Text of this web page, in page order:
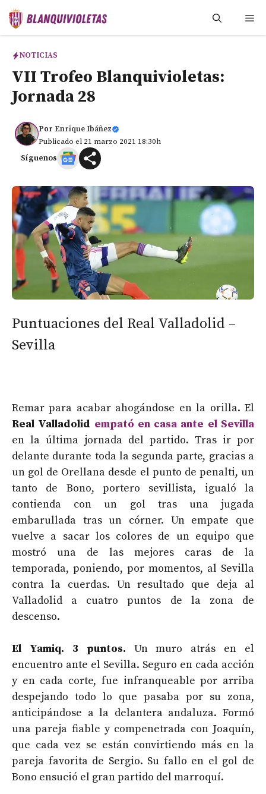
Saltar
NOTICIAS
VII Trofeo Blanquivioletas:
Jornada 28
Por Enrique Ibáñez
Publicado el 21 marzo 2021 18:30h
Síguenos
Puntuaciones del Real Valladolid –
Sevilla
Remar para acabar ahogándose en la orilla. El
Real Valladolid empató en casa ante el Sevilla
en la última jornada del partido. Tras ir por
delante durante toda la segunda parte, gracias a
un gol de Orellana desde el punto de penalti, un
tanto de Bono, portero sevillista, igualó la
contienda con un gol tras una jugada
embarullada tras un córner. Un empate que
vuelve a sacar los colores de un equipo que
mostró una de las mejores caras de la
temporada, poniendo, por momentos, al Sevilla
contra la cuerdas. Un resultado que deja al
Valladolid a cuatro puntos de la zona de
descenso.
El Yamiq. 3 puntos. Un muro atrás en el
encuentro ante el Sevilla. Seguro en cada acción
y en cada corte, fue infranqueable por arriba
despejando todo lo que pasaba por su zona,
anticipándose a la delantera andaluza. Formó
una pareja fiable y compenetrada con Joaquín,
que cada vez se están convirtiendo más en la
pareja favorita de Sergio. Su fallo en el gol de
Bono ensució el gran partido del marroquí.